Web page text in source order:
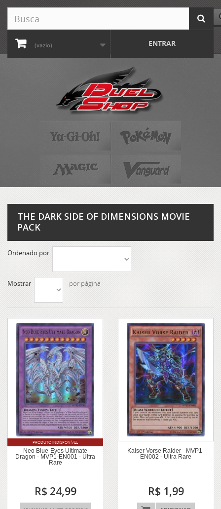
(vazio) ENTRAR
THE DARK SIDE OF DIMENSIONS MOVIE
PACK
Ordenado por
Mostrar por página
Neo Blue-Eyes Ultimate
Dragon - MVP1-EN001 - Ultra
Rare
R$ 24,99
PRODUTO INDISPONÍVEL
Kaiser Vorse Raider - MVP1-
EN002 - Ultra Rare
R$ 1,99